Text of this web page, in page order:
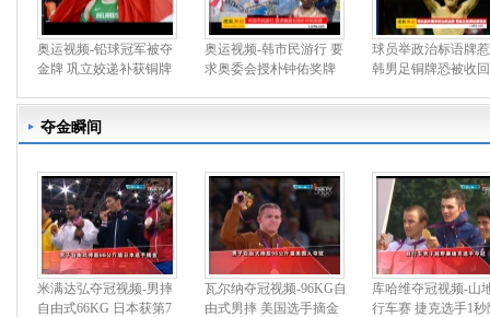
奥运视频-铅球冠军被夺
金牌 巩立姣递补获铜牌
奥运视频-韩市民游行 要
求奥委会授朴钟佑奖牌
球员举政治标语牌
韩男足铜牌恐被收回
夺金瞬间
米满达弘夺冠视频-男摔
自由式66KG 日本获第7
瓦尔纳夺冠视频-96KG自
由式男摔 美国选手摘金
库哈维夺冠视频-山
行车赛 捷克选手1秒